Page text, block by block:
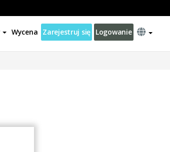
Wycena Zarejestruj się Logowanie